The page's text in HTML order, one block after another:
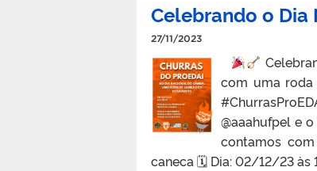
Celebrando o Dia
27/11/2023
com uma roda
@aaahufpel e
contamos
caneca 🗓 Dia: 02/12/23 às